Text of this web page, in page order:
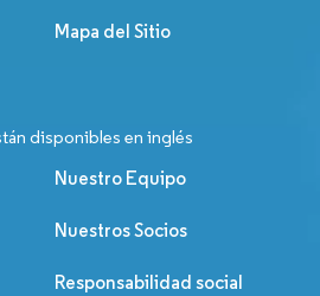
Mapa del Sitio
disponibles en inglés
Nuestro Equipo
Nuestros Socios
Responsabilidad social